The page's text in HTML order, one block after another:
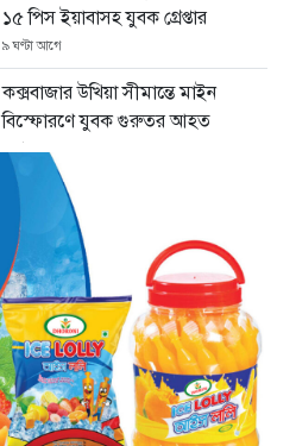
১৫ পিস ইয়াবাসহ যুবক গ্রেপ্তার
৯ ঘণ্টা আগে
কক্সবাজার উখিয়া সীমান্তে মাইন
বিস্ফোরণে যুবক গুরুতর আহত
৯ ঘণ্টা আগে
জোরারগঞ্জ থানা পুলিশের বিশেষ
অভিযান কক্সবাজারের পুরনো মাদক
কারবারি গ্রেফতার
৯ ঘণ্টা আগে
ঢাকা চট্টগ্রাম মহাসড়ক স্টার লাইন
বাসের ধাক্কায় অটোরিকশা চালক নিহত
৯ ঘণ্টা আগে
হামে আরও ৬ শিশুর মৃত্যু, নতুন করে